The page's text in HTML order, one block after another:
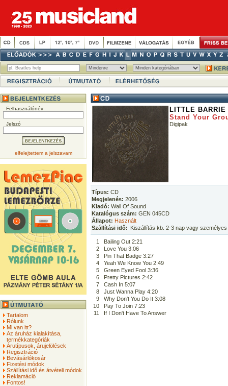
Felhasználónév
Jelszó
elfelejtettem a jelszavam
Tartalom
Rólunk
Mi van itt?
Az áruház kialakítása,
termékkategóriák
Árutípusok, árujelölések
Regisztráció
Bevásárlókosár
Fizetési módok
Szállítási idő és átvételi módok
Reklamáció
Fontos!
LITTLE BARRIE
Stand Your
Digipak
Típus: CD
Megjelenés: 2006
Kiadó: Wall Of Sound
Katalógus szám: GEN 045CD
Állapot: Használt
Szállítási idő: Kiszállítás kb. 2-3 nap vagy
1
Bailing Out 2:21
2
Love You 3:06
3
Pin That Badge 3:27
4
Yeah We Know You 2:49
5
Green Eyed Fool 3:36
6
Pretty Pictures 2:42
7
Cash In 5:07
8
Just Wanna Play 4:20
9
Why Don't You Do It 3:08
10
Pay To Join 7:23
11
If I Don't Have To Answer